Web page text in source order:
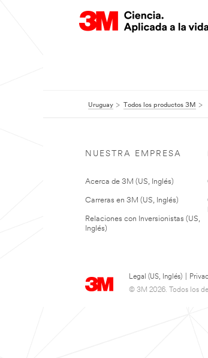
Uruguay Todos los productos 3M
NUESTRA EMPRESA
Acerca de 3M (US, Inglés)
Carreras en 3M (US, Inglés)
Relaciones con Inversionistas (US,
Inglés)
Legal (US, Inglés)
© 3M 2026. Todos los